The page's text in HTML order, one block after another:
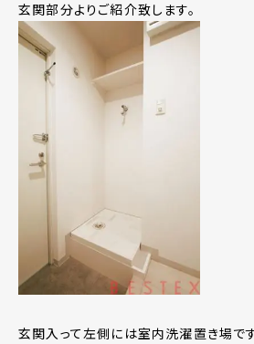
玄関部分よりご紹介致します。
玄関入って左側には室内洗濯置き場です